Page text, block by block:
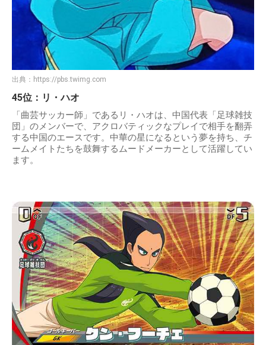
出典： https://pbs.twimg.com
45位：リ・ハオ
「曲芸サッカー師」であるリ・ハオは、中国代表「足球雑技
団」のメンバーで、アクロバティックなプレイで相手を翻弄
する中国のエースです。中華の星になるという夢を持ち、チ
ームメイトたちを鼓舞するムードメーカーとして活躍してい
ます。